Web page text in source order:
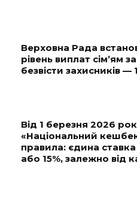
Верховна Рада
рівень виплат сім’ям
безвісти захисників —
Від 1 березня 2026
«Національний
правила: єдина ставка
або 15%, залежно від